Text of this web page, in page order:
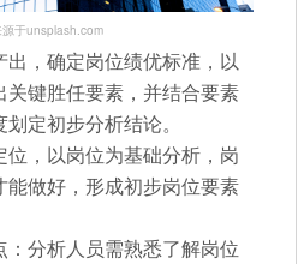
源于unsplash.com
，确定岗位绩优标准，以
键胜任要素，并结合要素
定初步分析结论。
，以岗位为基础分析，岗
做好，形成初步岗位要素
分析人员需熟悉了解岗位